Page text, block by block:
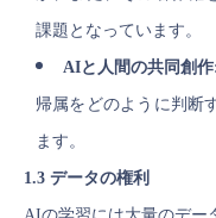
課題となっています。
AIと人間の共同創
帰属をどのように判断
ます。
1.3 データの権利